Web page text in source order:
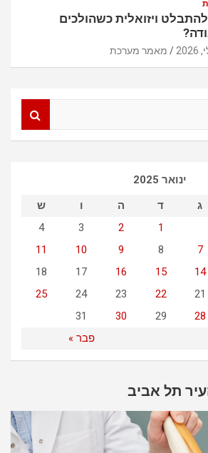
ויזואלית כשהולכים
מאמר מערכת
ינואר 2025
ג ד ה ו ש
פבר »
1
2
3
4
7
8
9
10
11
14
15
16
17
18
21
22
23
24
25
28
29
30
31
תל אביב